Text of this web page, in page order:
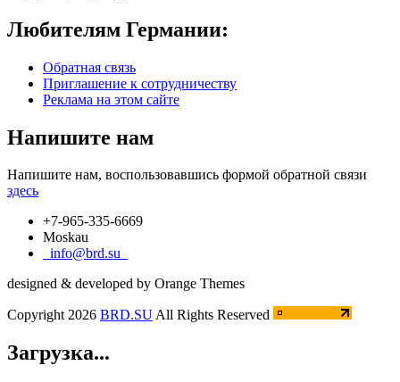
Любителям Германии:
Обратная связь
Приглашение к сотрудничеству
Реклама на этом сайте
Напишите нам
Напишите нам, воспользовавшись формой обратной связи
здесь
+7-965-335-6669
Moskau
_info@brd.su_
designed & developed by Orange Themes
Copyright 2026 BRD.SUAll Rights Reserved
Загрузка...